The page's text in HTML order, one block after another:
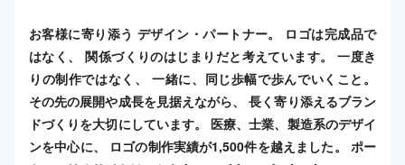
お客様に寄り添う デザイン・パートナー。 ロゴは完成品で
はなく、 関係づくりのはじまりだと考えています。 一度き
りの制作ではなく、 一緒に、同じ歩幅で歩んでいくこと。
その先の展開や成長を見据えながら、 長く寄り添えるブラン
ドづくりを大切にしています。 医療、士業、製造系のデザイ
ンを中心に、 ロゴの制作実績が1,500件を越えました。 ポー